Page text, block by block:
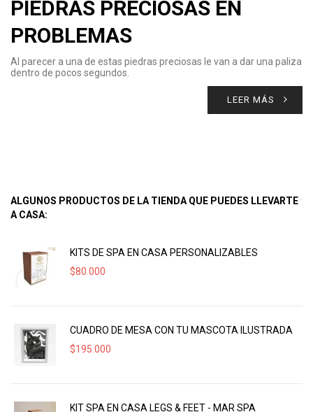
PIEDRAS PRECIOSAS EN
PROBLEMAS
Al parecer a una de estas piedras preciosas le van a dar una paliza
dentro de pocos segundos.
LEER MÁS
ALGUNOS PRODUCTOS DE LA TIENDA QUE PUEDES LLEVARTE
A CASA:
KITS DE SPA EN CASA PERSONALIZABLES
$80.000
CUADRO DE MESA CON TU MASCOTA ILUSTRADA
$195.000
KIT SPA EN CASA LEGS & FEET - MAR SPA